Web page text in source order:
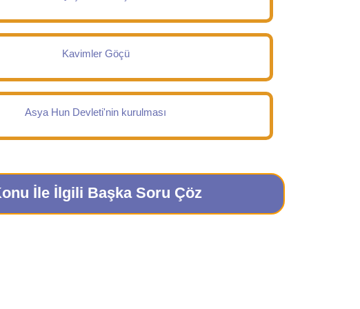
Kavimler Göçü
Asya Hun Devleti'nin kurulması
İle İlgili Başka Soru Çöz